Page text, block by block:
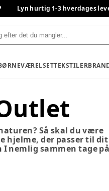
Lyn hurtig 1-3 hverdages
TEKSTILER
Så skal du være
hjelme, der passer til dit
I nemlig sammen tage på